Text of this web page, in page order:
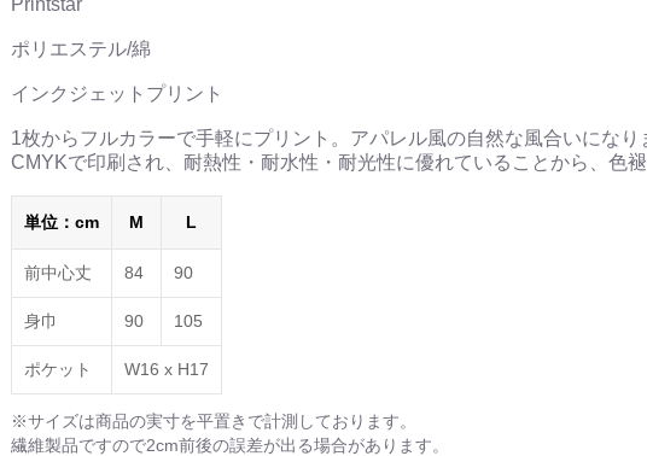
Printstar
ポリエステル/綿
インクジェットプリント
1枚からフルカラーで手軽にプリント。アパレル風の自然な風合いになり
CMYKで印刷され、耐熱性・耐水性・耐光性に優れていることから、色
単位：cm M L
前中心丈 84 90
身巾 90 105
ポケット W16 х H17
※サイズは商品の実寸を平置きで計測しております。
繊維製品ですので2cm前後の誤差が出る場合があります。